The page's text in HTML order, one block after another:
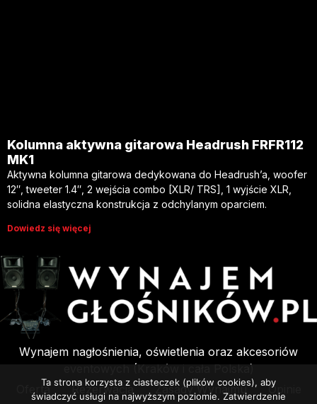
Kolumna aktywna gitarowa Headrush FRFR112
MK1
Aktywna kolumna gitarowa dedykowana do Headrush’a, woofer
12″, tweeter 1.4″, 2 wejścia combo [XLR/ TRS], 1 wyjście XLR,
solidna elastyczna konstrukcja z odchylanym oparciem.
Dowiedz się więcej
Wynajem nagłośnienia, oświetlenia oraz akcesoriów
eventowych (Kraków i cała Polska)
Oferta
Rezerwacja Zasady Wynajmu Opinie
Ta strona korzysta z ciasteczek (plików cookies), aby
świadczyć usługi na najwyższym poziomie. Zatwierdzenie